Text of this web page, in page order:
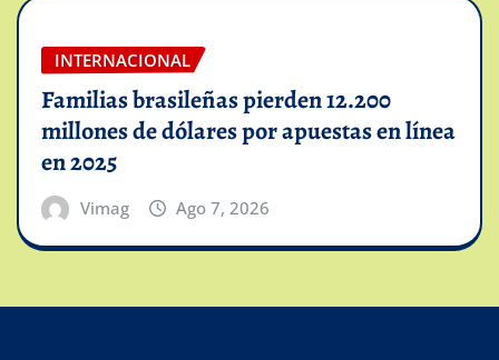
INTERNACIONAL
Familias brasileñas pierden 12.200
millones de dólares por apuestas en línea
en 2025
Vimag Ago 7, 2026